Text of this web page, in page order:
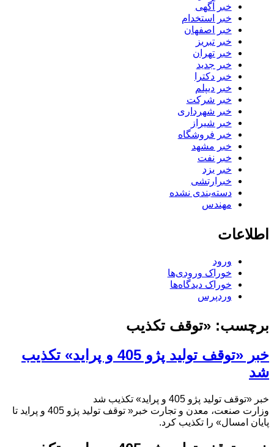
خبر آگهی
خبر استخدام
خبر اصفهان
خبر تبریز
خبر تهران
خبر جدید
خبر دکترا
خبر دیپلم
خبر شرکت
خبر شهرداری
خبر شیراز
خبر فروشگاه
خبر مشهد
خبر نفت
خبر یزد
خبرارتشی
دسته‌بندی نشده
مهندس
اطلاعات
ورود
خوراک ورودی‌ها
خوراک دیدگاه‌ها
وردپرس
برچسب: «توقف تکذیب
خبر «توقف تولید پژو 405 و پراید» تکذیب
شد
خبر «توقف تولید پژو 405 و پراید» تکذیب شد
وزارت صنعت، معدن و تجارت خبر« توقف تولید پژو 405 و پراید تا
پایان امسال» را تکذیب کرد.